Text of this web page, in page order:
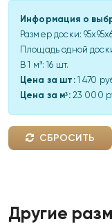
Информация о
Размер доски:
Площадь одной
В 1 м³:16 шт.
Цена за шт:1 470
Цена за м³:23 000
СБРОСИТЬ
Другие